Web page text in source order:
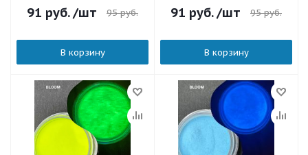
91 руб. /шт 95руб.
В корзину
91 руб. /шт 95руб.
В корзину